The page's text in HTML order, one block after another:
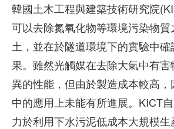
韓國土木工程與建築技術研究院
可以去除氮氧化物等環境污染物
土，並在於隧道環境下的實驗中
果。雖然光觸媒在去除大氣中有
異的性能，但由於製造成本較高
中的應用上未能有所進展。KICT
力於利用下水污泥低成本大規模